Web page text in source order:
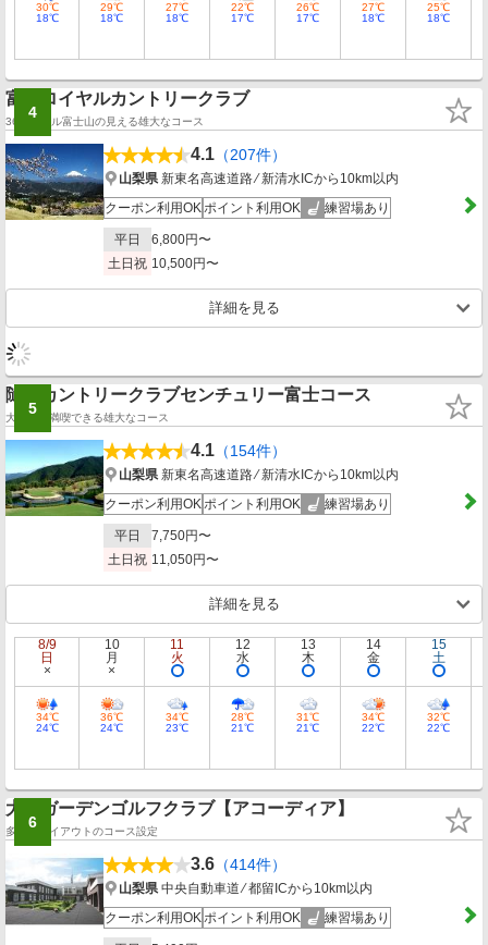
30℃
18℃
29℃
18℃
27℃
18℃
22℃
17℃
26℃
17℃
27℃
18℃
25℃
18℃
4
富士ロイヤルカントリークラブ
36全ホール富士山の見える雄大なコース
4.1 （207件）
山梨県新東名高速道路 ⁄ 新清水ICから10km以内
クーポン利用OKポイント利用OK 練習場あり
平日
6,800円〜
土日祝 10,500円〜
詳細を見る
5
隨縁カントリークラブセンチュリー富士コース
大自然を満喫できる雄大なコース
4.1 （154件）
山梨県新東名高速道路 ⁄ 新清水ICから10km以内
クーポン利用OKポイント利用OK 練習場あり
平日
7,750円〜
土日祝 11,050円〜
詳細を見る
8/9
日
34℃
24℃
10
月
36℃
24℃
11
火
34℃
23℃
12
水
28℃
21℃
13
木
31℃
21℃
14
金
34℃
22℃
15
土
32℃
22℃
6
大月ガーデンゴルフクラブ【アコーディア】
多彩なレイアウトのコース設定
3.6 （414件）
山梨県中央自動車道 ⁄ 都留ICから10km以内
クーポン利用OKポイント利用OK 練習場あり